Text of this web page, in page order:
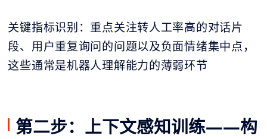
关键指标识别：重点关注转人工率高的对话片
段、用户重复询问的问题以及负面情绪集中点，
这些通常是机器人理解能力的薄弱环节
第二步：上下文感知训练——构